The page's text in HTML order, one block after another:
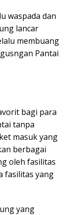
waspada dan
lancar
membuang
Pantai
bagi para
tanpa
masuk yang
berbagai
oleh fasilitas
fasilitas yang
yang